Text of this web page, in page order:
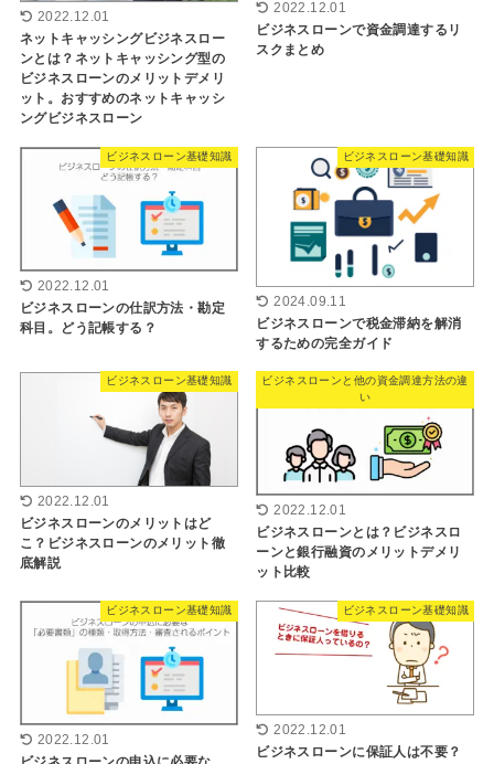
2022.12.01
ネットキャッシングビジネスロー
ンとは？ネットキャッシング型の
ビジネスローンのメリットデメリ
ット。おすすめのネットキャッシ
ングビジネスローン
2022.12.01
ビジネスローンで資金調達するリ
スクまとめ
ビジネスローン基礎知識
2022.12.01
ビジネスローンの仕訳方法・勘定
科目。どう記帳する？
ビジネスローン基礎知識
2024.09.11
ビジネスローンで税金滞納を解消
するための完全ガイド
ビジネスローン基礎知識
2022.12.01
ビジネスローンのメリットはど
こ？ビジネスローンのメリット徹
底解説
ビジネスローンと他の資金調達方法の違
い
2022.12.01
ビジネスローンとは？ビジネスロ
ーンと銀行融資のメリットデメリ
ット比較
ビジネスローン基礎知識
2022.12.01
ビジネスローンの申込に必要な
ビジネスローン基礎知識
2022.12.01
ビジネスローンに保証人は不要？